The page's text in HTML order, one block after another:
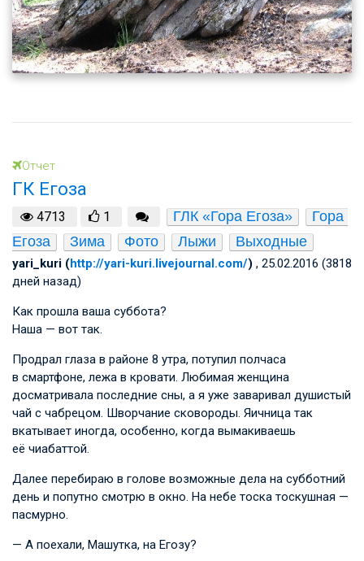
Отчет
ГК Егоза
4713 1 ГЛК «Гора Егоза»
Гора
Егоза
Зима Фото Лыжи Выходные
yari_kuri (http://yari-kuri.livejournal.com/) , 25.02.2016 (3818
дней назад)
Как прошла ваша суббота?
Наша — вот так.
Продрал глаза в районе 8 утра, потупил полчаса
в смартфоне, лежа в кровати. Любимая женщина
досматривала последние сны, а я уже заваривал душистый
чай с чабрецом. Шворчание сковороды. Яичница так
вкатывает иногда, особенно, когда вымакиваешь
её чиабаттой.
Далее перебираю в голове возможные дела на субботний
день и попутно смотрю в окно. На небе тоска тоскушная —
пасмурно.
— А поехали, Машутка, на Егозу?